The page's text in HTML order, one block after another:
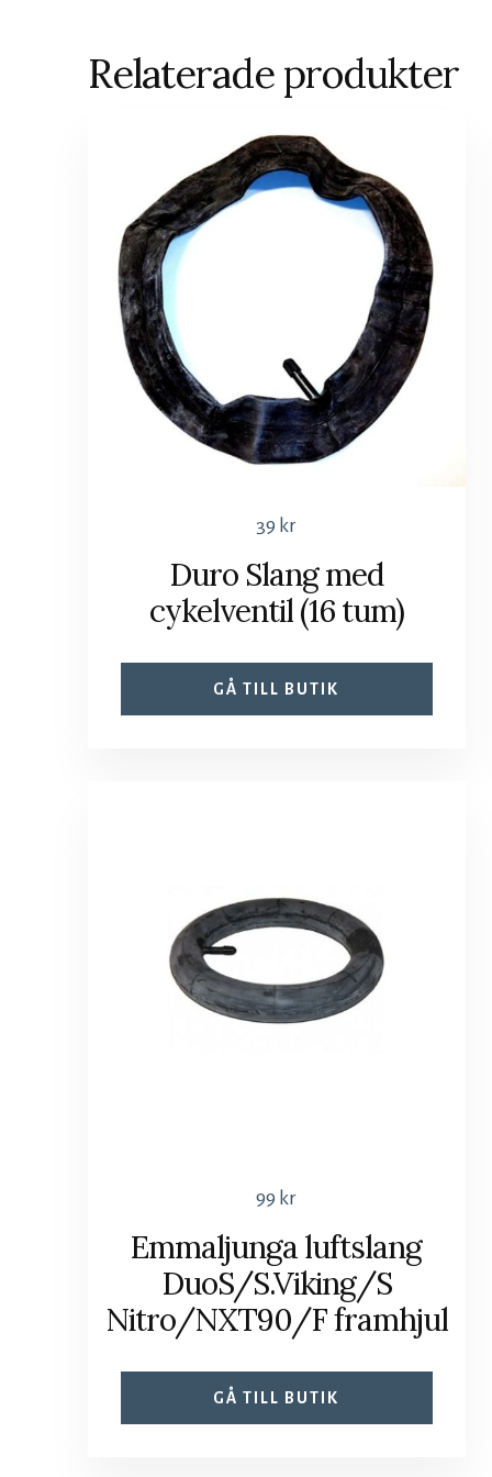
Relaterade produkter
39 kr
Duro Slang med
cykelventil (16 tum)
GÅ TILL BUTIK
99 kr
Emmaljunga luftslang
DuoS/S.Viking/S
Nitro/NXT90/F framhjul
GÅ TILL BUTIK